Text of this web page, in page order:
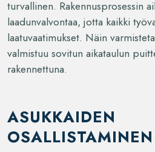
turvallinen. Rakennusprosessin
laadunvalvontaa, jotta kaikki
laatuvaatimukset. Näin
valmistuu sovitun aikataulun
rakennettuna.
ASUKKAIDEN
OSALLISTAMINEN